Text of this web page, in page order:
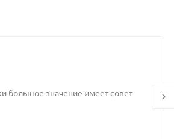
большое значение имеет совет